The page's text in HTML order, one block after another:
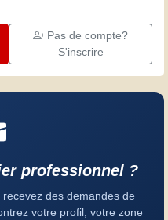
Pas de compte?
S'inscrire
professionnel ?
des demandes de
votre profil, votre zone